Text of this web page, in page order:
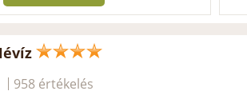
958 értékelés